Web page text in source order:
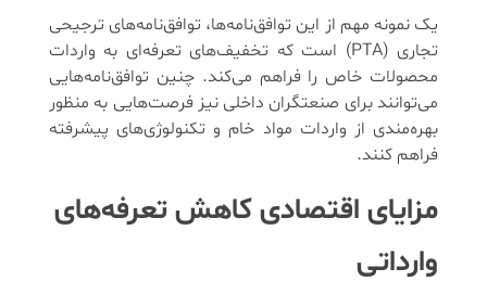
یک نمونه مهم از این توافق‌نامه‌ها، توافق‌نامه‌های ترجیحی
تجاری (PTA) است که تخفیف‌های تعرفه‌ای به واردات
محصولات خاص را فراهم می‌کند. چنین توافق‌نامه‌هایی
می‌توانند برای صنعتگران داخلی نیز فرصت‌هایی به منظور
بهره‌مندی از واردات مواد خام و تکنولوژی‌های پیشرفته
فراهم کنند.
مزایای اقتصادی کاهش تعرفه‌های
وارداتی